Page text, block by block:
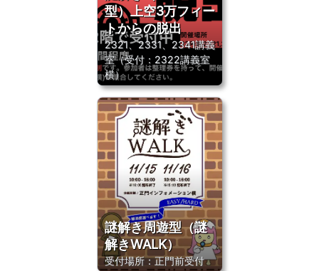
型）上空3万フィー
トからの脱出
2321、2331、2341講義
室（受付：2322講義室
横）
謎解き周遊型（謎
解きWALK）
受付場所：正門前受付